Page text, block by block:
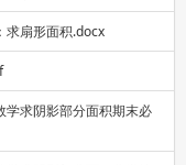
求扇形面积.docx
学求阴影部分面积期末必